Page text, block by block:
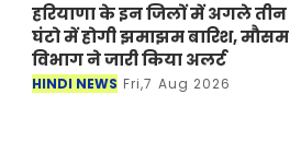
हरियाणा के इन जिलों में अगले तीन
घंटो में होगी झमाझम बारिश, मौसम
विभाग ने जारी किया अलर्ट
HINDI NEWS Fri,7 Aug 2026